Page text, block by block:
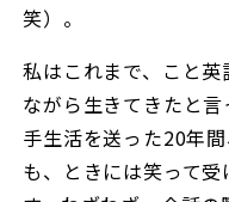
笑）。
私はこれまで、こと
ながら生きてきたと
手生活を送った20年
も、ときには笑って